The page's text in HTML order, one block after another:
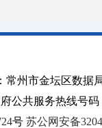
常州市金坛区数据
公共服务热线号码
号 苏公网安备